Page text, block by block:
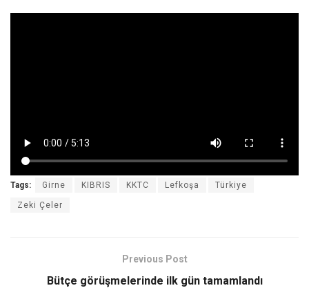
Tags: Girne KIBRIS KKTC Lefkoşa Türkiye
Zeki Çeler
Previous Post
Bütçe görüşmelerinde ilk gün tamamlandı